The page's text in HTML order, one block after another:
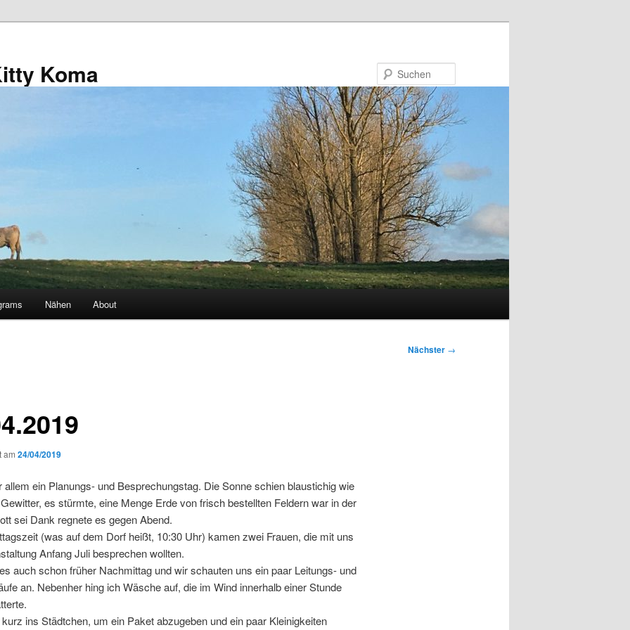
Koma
Nähen About
Nächster →
am 24/04/2019
allem ein Planungs- und Besprechungstag. Die Sonne schien blaustichig wie
es stürmte, eine Menge Erde von frisch bestellten Feldern war in der
sei Dank regnete es gegen Abend.
(was auf dem Dorf heißt, 10:30 Uhr) kamen zwei Frauen, die mit uns
Anfang Juli besprechen wollten.
auch schon früher Nachmittag und wir schauten uns ein paar Leitungs- und
an. Nebenher hing ich Wäsche auf, die im Wind innerhalb einer Stunde
ins Städtchen, um ein Paket abzugeben und ein paar Kleinigkeiten